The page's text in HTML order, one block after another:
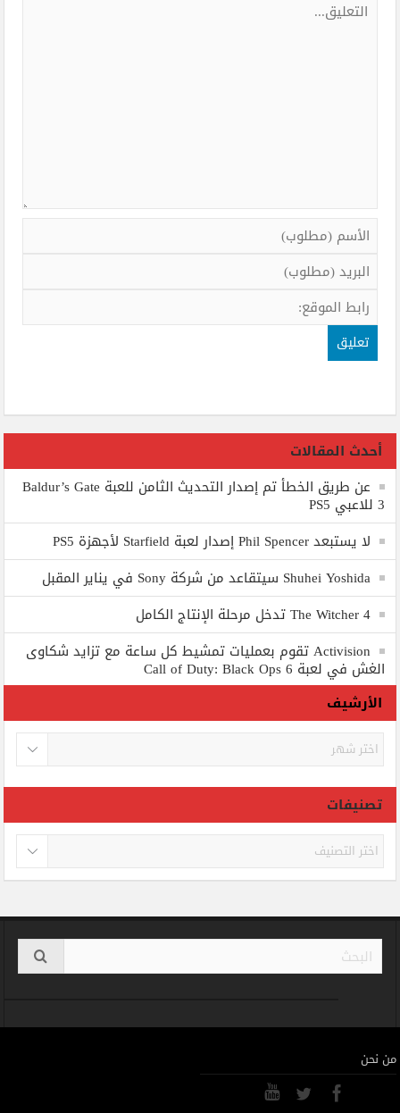
أحدث المقالات
عن طريق الخطأ تم إصدار التحديث الثامن للعبة Baldur’s Gate
3 للاعبي PS5
لا يستبعد Phil Spencer إصدار لعبة Starfield لأجهزة PS5
Shuhei Yoshida سيتقاعد من شركة Sony في يناير المقبل
The Witcher 4 تدخل مرحلة الإنتاج الكامل
Activision تقوم بعمليات تمشيط كل ساعة مع تزايد شكاوى
الغش في لعبة Call of Duty: Black Ops 6
الأرشيف
الأرشيف
تصنيفات
تصنيفات
من نحن